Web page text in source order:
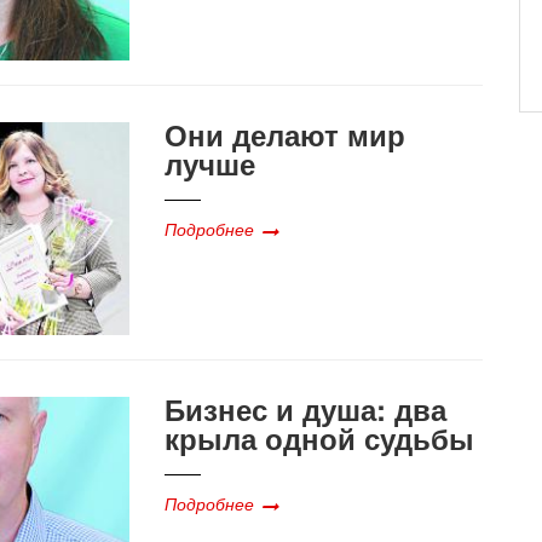
Они делают мир
лучше
Подробнее
Бизнес и душа: два
крыла одной судьбы
Подробнее